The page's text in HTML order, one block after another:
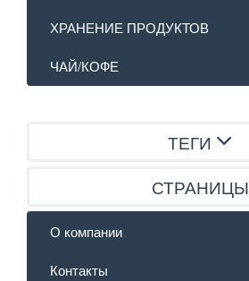
ХРАНЕНИЕ ПРОДУКТОВ
ЧАЙ/КОФЕ
ТЕГИ
СТРАНИЦЫ
О компании
Контакты